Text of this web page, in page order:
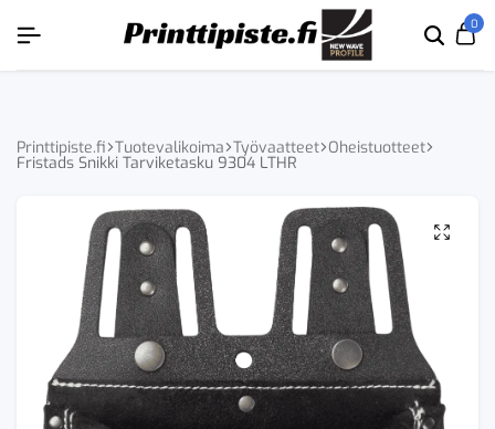
Etsi
0
Printtipiste.fi Tuotevalikoima Työvaatteet Oheistuotteet
Fristads Snikki Tarviketasku 9304 LTHR